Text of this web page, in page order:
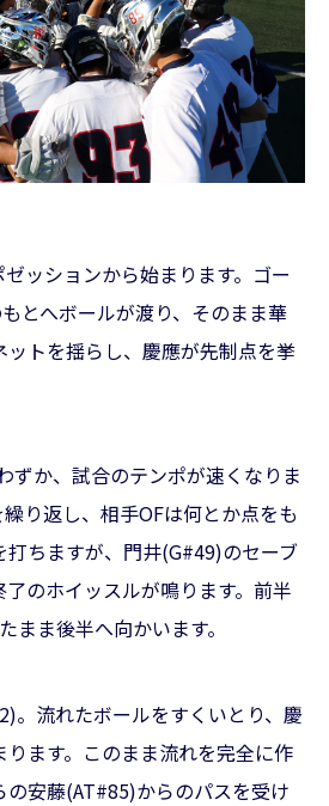
ッションから始まります。ゴー
とへボールが渡り、そのまま華
トを揺らし、慶應が先制点を挙
ずか、試合のテンポが速くなりま
り返し、相手OFは何とか点をも
ちますが、門井(G#49)のセーブ
のホイッスルが鳴ります。前半
まま後半へ向かいます。
。流れたボールをすくいとり、慶
ます。このまま流れを完全に作
の安藤(AT#85)からのパスを受け